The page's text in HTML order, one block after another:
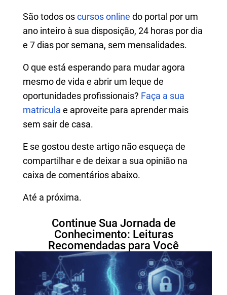
São todos oscursos online do portal por um
ano inteiro à sua disposição, 24 horas por dia
e 7 dias por semana, sem mensalidades.
O que está esperando para mudar agora
mesmo de vida e abrir um leque de
oportunidades profissionais? Faça a sua
matricula e aproveite para aprender mais
sem sair de casa.
E se gostou deste artigo não esqueça de
compartilhar e de deixar a sua opinião na
caixa de comentários abaixo.
Até a próxima.
Continue Sua Jornada de
Conhecimento: Leituras
Recomendadas para Você